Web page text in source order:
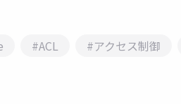
#ACL #アクセス制御